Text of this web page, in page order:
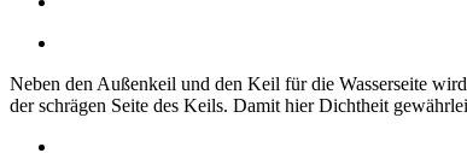
Neben den Außenkeil und den Keil für die Wasserseite
der schrägen Seite des Keils. Damit hier Dichtheit